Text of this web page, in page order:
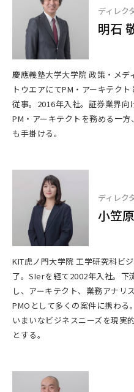
ディレク
明石
慶應義塾大学大学院 政策・メデ
トウエアにてPM・アーキテク
従事。2016年入社。証券業界
PM・アーキテクトを務める一
も手掛ける。
ディレク
小笠
KIT虎ノ門大学院 工学研究科ビ
了。SIerを経て2002年入社。下
し、アーキテクト、業務アナリ
PMOとして多くの案件に携わる
いまいなビジネスニーズを現実
とする。